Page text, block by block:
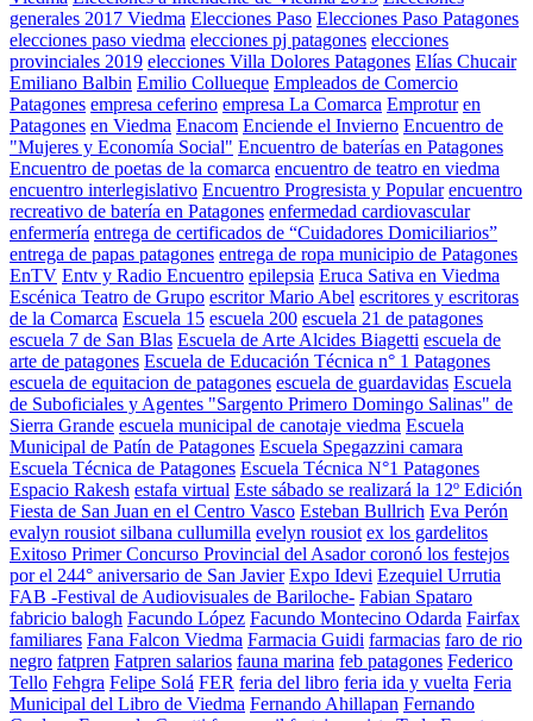
generales 2017 Viedma Elecciones Paso Elecciones Paso Patagones
elecciones paso viedma elecciones pj patagones elecciones
provinciales 2019 elecciones Villa Dolores Patagones Elías Chucair
Emiliano Balbin Emilio Collueque Empleados de Comercio
Patagones empresa ceferino empresa La Comarca Emprotur en
Patagones en Viedma Enacom Enciende el Invierno Encuentro de
"Mujeres y Economía Social" Encuentro de baterías en Patagones
Encuentro de poetas de la comarca encuentro de teatro en viedma
encuentro interlegislativo Encuentro Progresista y Popular encuentro
recreativo de batería en Patagones enfermedad cardiovascular
enfermería entrega de certificados de “Cuidadores Domiciliarios”
entrega de papas patagones entrega de ropa municipio de Patagones
EnTV Entv y Radio Encuentro epilepsia Eruca Sativa en Viedma
Escénica Teatro de Grupo escritor Mario Abel escritores y escritoras
de la Comarca Escuela 15 escuela 200 escuela 21 de patagones
escuela 7 de San Blas Escuela de Arte Alcides Biagetti escuela de
arte de patagones Escuela de Educación Técnica n° 1 Patagones
escuela de equitacion de patagones escuela de guardavidas Escuela
de Suboficiales y Agentes "Sargento Primero Domingo Salinas" de
Sierra Grande escuela municipal de canotaje viedma Escuela
Municipal de Patín de Patagones Escuela Spegazzini camara
Escuela Técnica de Patagones Escuela Técnica N°1 Patagones
Espacio Rakesh estafa virtual Este sábado se realizará la 12º Edición
Fiesta de San Juan en el Centro Vasco Esteban Bullrich Eva Perón
evalyn rousiot silbana cullumilla evelyn rousiot ex los gardelitos
Exitoso Primer Concurso Provincial del Asador coronó los festejos
por el 244° aniversario de San Javier Expo Idevi Ezequiel Urrutia
FAB -Festival de Audiovisuales de Bariloche- Fabian Spataro
fabricio balogh Facundo López Facundo Montecino Odarda Fairfax
familiares Fana Falcon Viedma Farmacia Guidi farmacias faro de rio
negro fatpren Fatpren salarios fauna marina feb patagones Federico
Tello Fehgra Felipe Solá FER feria del libro feria ida y vuelta Feria
Municipal del Libro de Viedma Fernando Ahillapan Fernando